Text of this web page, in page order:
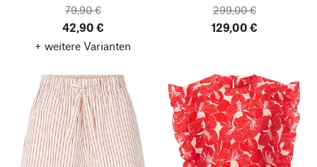
79,90 €
42,90 €
+ weitere Varianten
299,00 €
129,00 €